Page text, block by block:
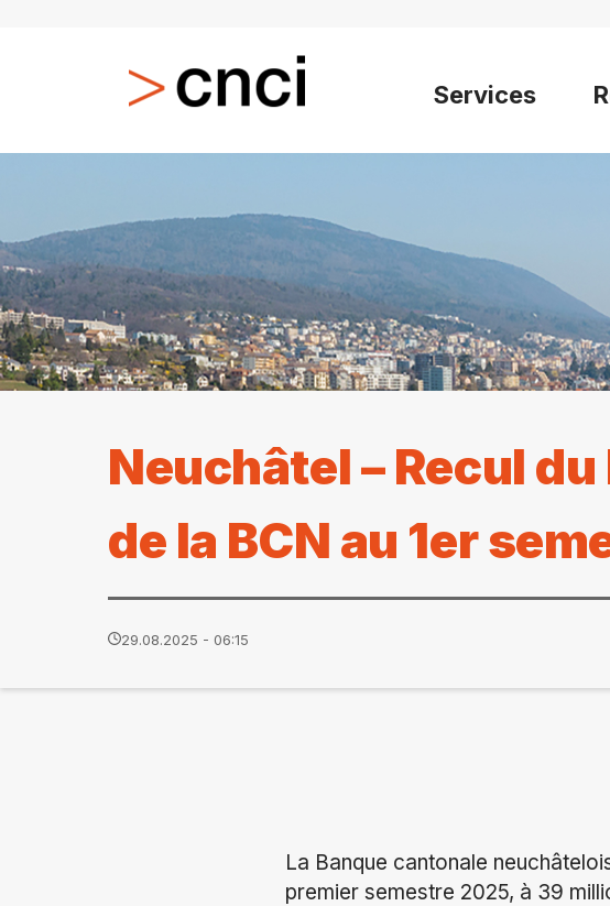
Services
Neuchâtel – Recul
de la BCN au 1er
29.08.2025 - 06:15
La Banque cantonale
premier semestre 2025, à 39